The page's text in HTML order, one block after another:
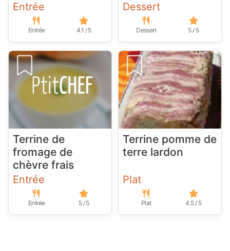
Entrée
Entrée 4.1 / 5
Dessert
Dessert 5 / 5
Terrine de
fromage de
chèvre frais
Entrée
Entrée 5 / 5
Terrine pomme de
terre lardon
Plat
Plat 4.5 / 5